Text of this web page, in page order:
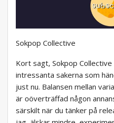
Sokpop Collective
Kort sagt, Sokpop
intressanta sakerna som
just nu. Balansen mellan
är oöverträffad någon
särskilt när du tänker på